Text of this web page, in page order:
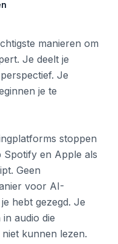
manieren om
Je deelt je
Je
je te
stoppen
Spotify en Apple als
Geen
voor AI-
hebt gezegd. Je
audio die
kunnen lezen.